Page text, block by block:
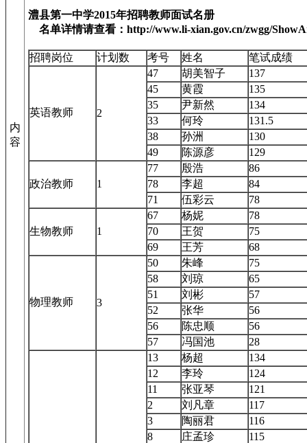
内
容
澧县第一中学2015年招聘教师面试名册
名单详情请查看：http://www.li-xian.gov.cn/zwgg/
招聘岗位 计划数 考号 姓名 笔试成绩
英语教师 2
47 胡美智子
137
45
黄霞
135
35
尹新然
134
33
何玲
131.5
38
孙洲
130
49
陈源彦 129
政治教师 1
77 殷浩
86
78
李超
84
71
伍彩云 78
生物教师 1
67 杨妮
78
70
王贺
75
69
王芳 68
物理教师 3
50 朱峰
75
58
刘琼
65
51
刘彬
57
52
张华
56
56
陈忠顺
56
57
冯国池 28
13 杨超
134
12
李玲
124
11
张亚琴
121
2
刘凡章
117
3
陶丽君
116
8
庄孟珍
115